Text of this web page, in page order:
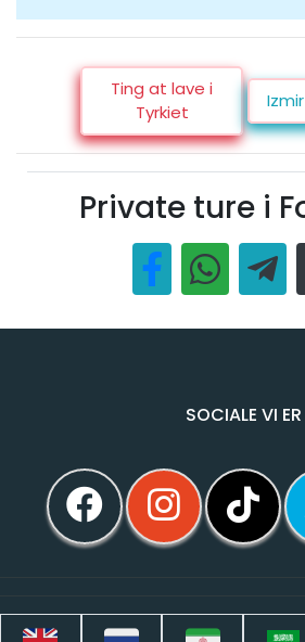
Ting at lave i
Tyrkiet
Izmir
Private ture i
SOCIALE VI ER